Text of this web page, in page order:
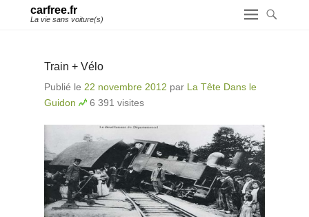
carfree.fr
La vie sans voiture(s)
Train + Vélo
Publié le 22 novembre 2012 par La Tête Dans le
Guidon
6 391 visites